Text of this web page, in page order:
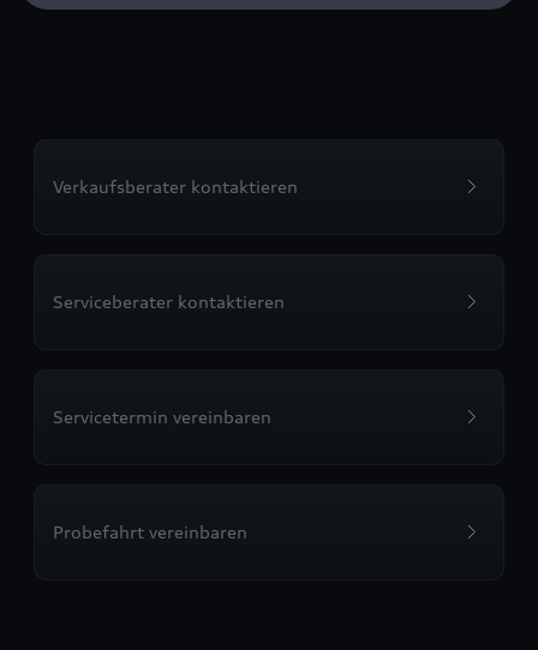
Verkaufsberater kontaktieren
Serviceberater kontaktieren
Servicetermin vereinbaren
Probefahrt vereinbaren